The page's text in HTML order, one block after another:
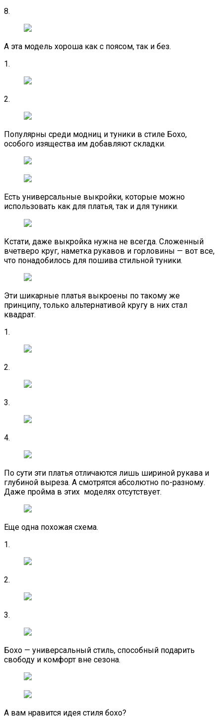
8.
А эта модель хороша как с поясом, так и без.
1.
2.
Популярны среди модниц и туники в стиле Бохо,
особого изящества им добавляют складки.
Есть универсальные выкройки, которые можно
использовать как для платья, так и для туники.
Кстати, даже выкройка нужна не всегда. Сложенный
вчетверо круг, наметка рукавов и горловины — вот все,
что понадобилось для пошива стильной туники.
Эти шикарные платья выкроены по такому же
принципу, только альтернативой кругу в них стал
квадрат.
1.
2.
3.
4.
По сути эти платья отличаются лишь шириной рукава и
глубиной выреза. А смотрятся абсолютно по-разному.
Даже пройма в этих моделях отсутствует.
Еще одна похожая схема.
1.
2.
3.
Бохо — универсальный стиль, способный подарить
свободу и комфорт вне сезона.
А вам нравится идея стиля бохо?